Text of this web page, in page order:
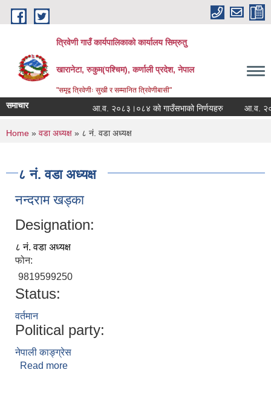
Skip to main content
त्रिवेणी गाउँ कार्यपालिकाको कार्यालय सिम्रुतु
खारानेटा, रुकुम(पश्‍चिम), कर्णाली प्रदेश, नेपाल
"समृद्व त्रिवेणीः सुखी र सम्मानित त्रिवेणीबासी"
समाचार आ.व. २०८३।०८४ को गाउँसभाको निर्णयहरु आ.व.
You are here
Home » वडा अध्यक्ष » ८ नं. वडा अध्यक्ष
८ नं. वडा अध्यक्ष
नन्दराम खड्का
Designation:
८ नं. वडा अध्यक्ष
फोन:
9819599250
Status:
वर्तमान
Political party:
नेपाली काङ्ग्रेस
Read more